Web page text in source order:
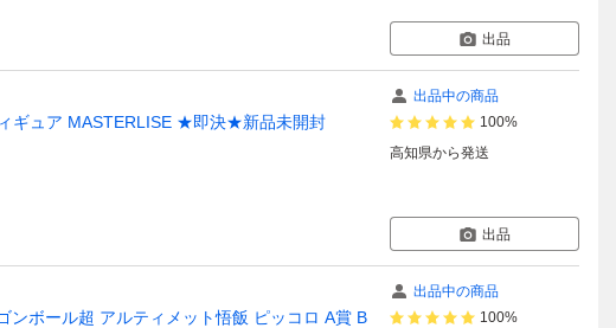
出品
ギュア MASTERLISE ★即決★新品未開封
出品中の商品
100%
高知県から発送
出品
ンボール超 アルティメット悟飯 ピッコロ A賞 B
出品中の商品
100%